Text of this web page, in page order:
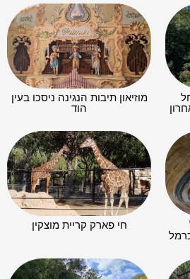
מוזיאון תיבות הנגינה ניסכו בעין
הוד
חי פארק קריית מוצקין